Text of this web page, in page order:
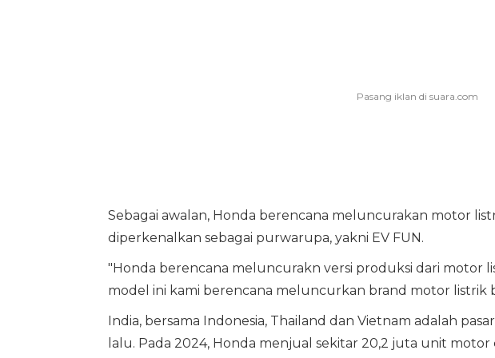
Sebagai awalan, Honda berencana meluncurakan motor
diperkenalkan sebagai purwarupa, yakni EV FUN.
"Honda berencana meluncurakn versi produksi dari motor
model ini kami berencana meluncurkan brand motor listrik
India, bersama Indonesia, Thailand dan Vietnam adalah
lalu. Pada 2024, Honda menjual sekitar 20,2 juta unit